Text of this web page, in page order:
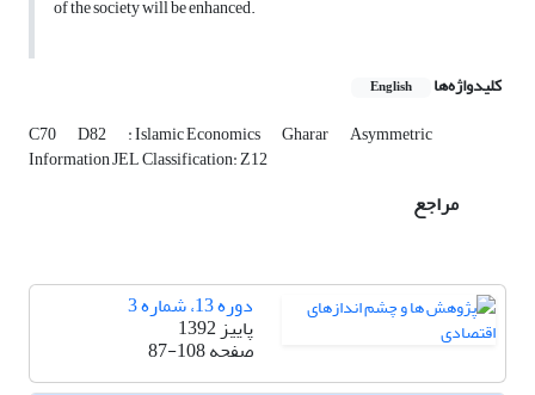
of the society will be enhanced.
کلیدواژه‌ها English
C70 D82 : Islamic Economics Gharar Asymmetric
Information JEL Classification: Z12
مراجع
دوره 13، شماره 3
پاییز 1392
صفحه87-108